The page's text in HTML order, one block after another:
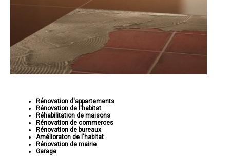
Rénovation d'appartements
Rénovation de l'habitat
Réhabilitation de maisons
Rénovation de commerces
Rénovation de bureaux
Amélioraton de l'habitat
Rénovation de mairie
Garage